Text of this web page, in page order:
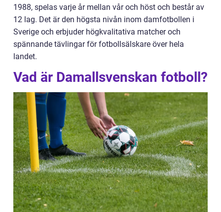
1988, spelas varje år mellan vår och höst och består av
12 lag. Det är den högsta nivån inom damfotbollen i
Sverige och erbjuder högkvalitativa matcher och
spännande tävlingar för fotbollsälskare över hela
landet.
Vad är Damallsvenskan fotboll?